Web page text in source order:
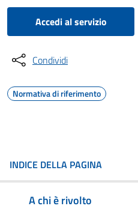
Accedi al servizio
Condividi
Normativa di riferimento
INDICE DELLA PAGINA
A chi è rivolto